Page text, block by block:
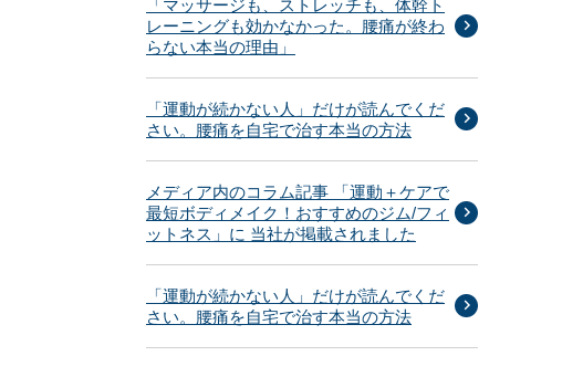
「マッサージも、ストレッチも、体幹ト
レーニングも効かなかった。腰痛が終わ
らない本当の理由」
「運動が続かない人」だけが読んでくだ
さい。腰痛を自宅で治す本当の方法
メディア内のコラム記事 「運動＋ケアで
最短ボディメイク！おすすめのジム/フィ
ットネス」に 当社が掲載されました
「運動が続かない人」だけが読んでくだ
さい。腰痛を自宅で治す本当の方法